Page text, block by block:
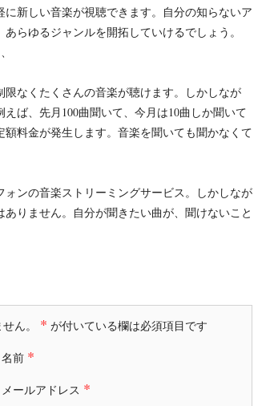
新しい音楽が視聴できます。自分の知らないア
らゆるジャンルを開拓していけるでしょう。
なくたくさんの音楽が聴けます。しかしなが
ば、先月100曲聞いて、今月は10曲しか聞いて
料金が発生します。音楽を聞いても聞かなくて
ンの音楽ストリーミングサービス。しかしなが
りません。自分が聞きたい曲が、聞けないこと
ん。 * が付いている欄は必須項目です
名前 *
メールアドレス *